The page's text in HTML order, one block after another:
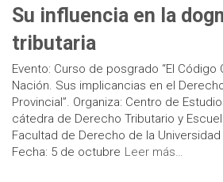
Su influencia en la
tributaria
Evento: Curso de posgrado “El Código
Nación. Sus implicancias en el
Provincial”. Organiza: Centro de
cátedra de Derecho Tributario y
Facultad de Derecho de la
Fecha: 5 de octubre Leer más…